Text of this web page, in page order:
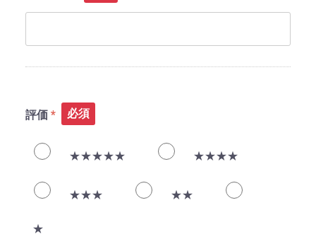
評価 必須
★★★★★ ★★★★
★★★ ★★
★